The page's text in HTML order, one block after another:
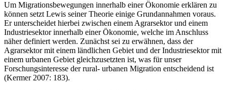
Um Migrationsbewegungen innerhalb einer Ökonomie erklären zu
können setzt Lewis seiner Theorie einige Grundannahmen voraus.
Er unterscheidet hierbei zwischen einem Agrarsektor und einem
Industriesektor innerhalb einer Ökonomie, welche im Anschluss
näher definiert werden. Zunächst sei zu erwähnen, dass der
Agrarsektor mit einem ländlichen Gebiet und der Industriesektor mit
einem urbanen Gebiet gleichzusetzten ist, was für unser
Forschungsinteresse der rural- urbanen Migration entscheidend ist
(Kermer 2007: 183).